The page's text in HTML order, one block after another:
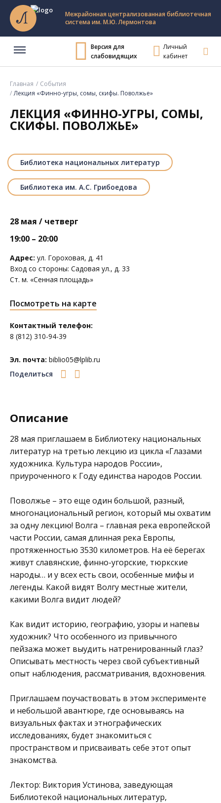
Межрайонная централизованная библиотечная
система им. М.Ю. Лермонтова
Версия для
слабовидящих
Личный
кабинет
Главная
События
Лекция «Финно-угры, сомы, скифы. Поволжье»
ЛЕКЦИЯ «ФИННО-УГРЫ, СОМЫ,
СКИФЫ. ПОВОЛЖЬЕ»
Библиотека национальных литератур
Библиотека им. А.С. Грибоедова
28 мая / четверг
19:00 – 20:00
Адрес: ул. Гороховая, д. 41
Вход со стороны: Садовая ул., д. 33
Ст. м. «Сенная площадь»
Посмотреть на карте
Контактный телефон:
8 (812) 310-94-39
Эл. почта: biblio05@lplib.ru
Поделиться
Описание
28 мая приглашаем в Библиотеку национальных
литератур на третью лекцию из цикла «Глазами
художника. Культура народов России»,
приуроченного к Году единства народов России.
Поволжье – это еще один большой, разный,
многонациональный регион, который мы охватим
за одну лекцию! Волга – главная река европейской
части России, самая длинная река Европы,
протяженностью 3530 километров. На её берегах
живут славянские, финно-угорские, тюркские
народы… и у всех есть свои, особенные мифы и
легенды. Какой видят Волгу местные жители,
какими Волга видит людей?
Как видит историю, географию, узоры и напевы
художник? Что особенного из привычного
пейзажа может выудить натренированный глаз?
Описывать местность через свой субъективный
опыт наблюдения, рассматривания, вдохновения.
Приглашаем поучаствовать в этом эксперименте
и небольшой авантюре, где основываясь на
визуальных фактах и этнографических
исследованиях, будет знакомиться с
пространством и присваивать себе этот опыт
знакомства.
Лектор: Виктория Устинова, заведующая
Библиотекой национальных литератур,